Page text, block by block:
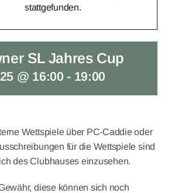
stattgefunden.
SL Jahres Cup
@ 16:00 - 19:00
Wettspiele über PC-Caddie oder
für die Wettspiele sind
des Clubhauses einzusehen.
diese können sich noch